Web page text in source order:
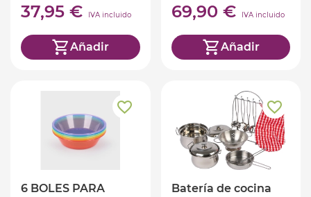
37,95 € IVA incluido
Añadir
69,90 € IVA incluido
Añadir
6 BOLES PARA
Batería de cocina